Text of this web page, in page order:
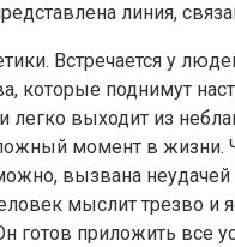
линия,
Встречается у
которые поднимут
выходит из
момент в жизни.
вызвана
мыслит трезво
готов приложить все